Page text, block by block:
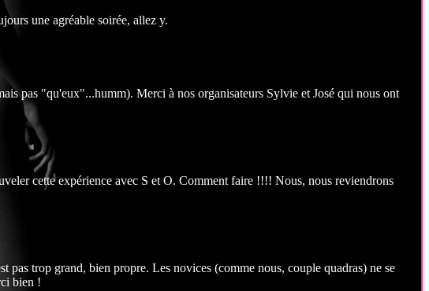
une agréable soirée, allez y.
pas "qu'eux"...humm). Merci à nos organisateurs Sylvie et José qui nous ont
cette expérience avec S et O. Comment faire !!!! Nous, nous reviendrons
pas trop grand, bien propre. Les novices (comme nous, couple quadras) ne se
bien !